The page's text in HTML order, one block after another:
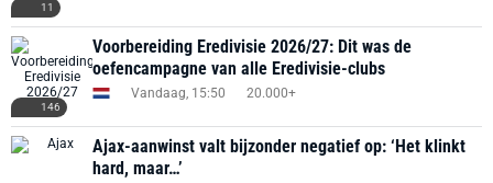
11
146
Voorbereiding Eredivisie 2026/27: Dit was de
oefencampagne van alle Eredivisie-clubs
Vandaag, 15:50 20.000+
Ajax-aanwinst valt bijzonder negatief op: ‘Het klinkt
hard, maar…’